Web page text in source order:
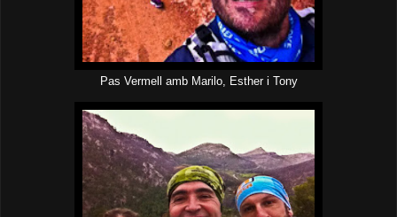
Pas Vermell amb Marilo, Esther i Tony